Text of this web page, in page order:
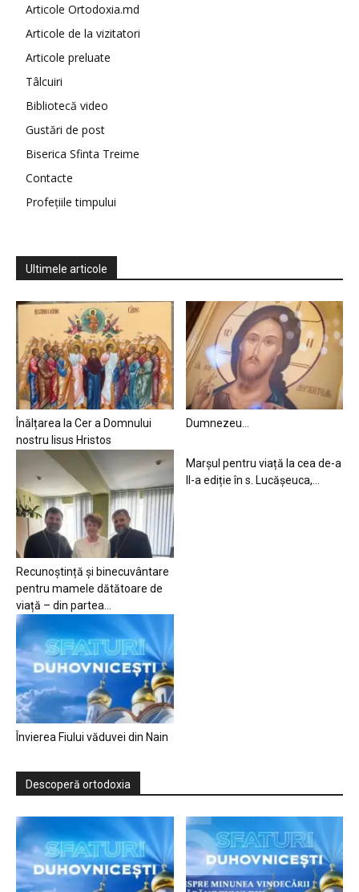
Articole Ortodoxia.md
Articole de la vizitatori
Articole preluate
Tâlcuiri
Bibliotecă video
Gustări de post
Biserica Sfinta Treime
Contacte
Profețiile timpului
Ultimele articole
Înălțarea la Cer a Domnului
nostru Iisus Hristos
Dumnezeu…
Recunoștință și binecuvântare
pentru mamele dătătoare de
viață – din partea...
Marșul pentru viață la cea de-a
II-a ediție în s. Lucășeuca,...
Învierea Fiului văduvei din Nain
Descoperă ortodoxia